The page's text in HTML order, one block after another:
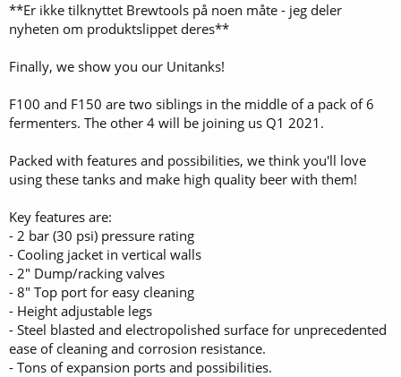
**Er ikke tilknyttet Brewtools på noen måte - jeg deler
nyheten om produktslippet deres**
Finally, we show you our Unitanks!
F100 and F150 are two siblings in the middle of a pack of 6
fermenters. The other 4 will be joining us Q1 2021.
Packed with features and possibilities, we think you'll love
using these tanks and make high quality beer with them!
Key features are:
- 2 bar (30 psi) pressure rating
- Cooling jacket in vertical walls
- 2" Dump/racking valves
- 8" Top port for easy cleaning
- Height adjustable legs
- Steel blasted and electropolished surface for unprecedented
ease of cleaning and corrosion resistance.
- Tons of expansion ports and possibilities.